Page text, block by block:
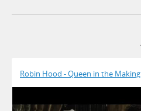
Robin Hood - Queen in the Making